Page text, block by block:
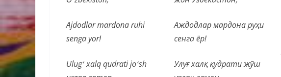
Ajdodlar mardona ruhi
senga yor!
Ulugʻ xalq qudrati joʻsh
Аждодлар мардона руҳи
сенга ёр!
Улуғ халқ қудрати жўш